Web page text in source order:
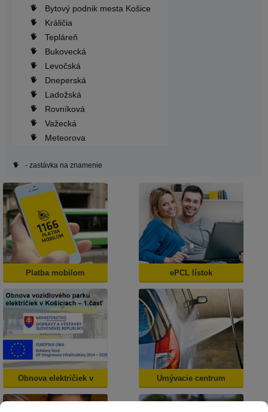
Bytový podnik mesta Košice
Králičia
Tepláreň
Bukovecká
Levočská
Dneperská
Ladožská
Rovníková
Važecká
Meteorova
- zastávka na znamenie
Platba mobilom ePCL lístok
Obnova električiek v
Košiciach
Umývacie centrum